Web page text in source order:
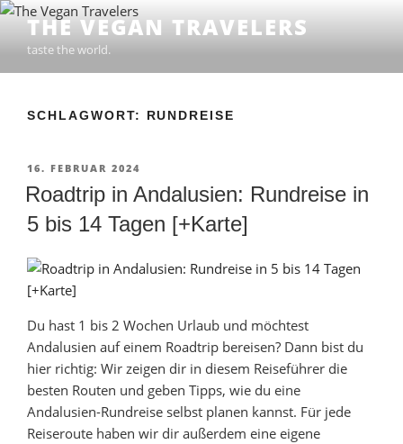
Zum
Inhalt
springen
THE VEGAN TRAVELERS
taste the world.
SCHLAGWORT: RUNDREISE
VERÖFFENTLICHT
AM
16. FEBRUAR 2024
Roadtrip in Andalusien: Rundreise in
5 bis 14 Tagen [+Karte]
Du hast 1 bis 2 Wochen Urlaub und möchtest
Andalusien auf einem Roadtrip bereisen? Dann bist du
hier richtig: Wir zeigen dir in diesem Reiseführer die
besten Routen und geben Tipps, wie du eine
Andalusien-Rundreise selbst planen kannst. Für jede
Reiseroute haben wir dir außerdem eine eigene